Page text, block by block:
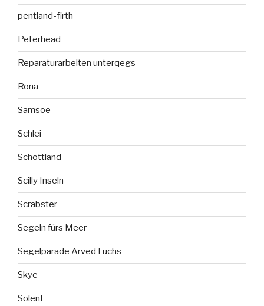
pentland-firth
Peterhead
Reparaturarbeiten unterqegs
Rona
Samsoe
Schlei
Schottland
Scilly Inseln
Scrabster
Segeln fürs Meer
Segelparade Arved Fuchs
Skye
Solent